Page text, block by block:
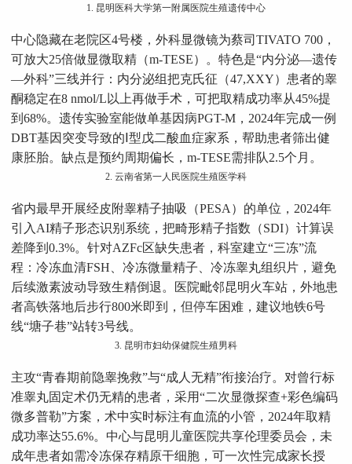
1. 昆明医科大学第一附属医院生殖遗传中心
中心隐藏在老院区4号楼，外科显微镜为蔡司TIVATO 700，
可放大25倍做显微取精（m-TESE）。特色是“内分泌—遗传
—外科”三线并行：内分泌组把克氏征（47,XXY）患者的睾
酮稳定在8 nmol/L以上再做手术，可把取精成功率从45%提
到68%。遗传实验室能做单基因病PGT-M，2024年完成一例
DBT基因突变导致的Ⅰ型戊二酸血症家系，帮助患者筛出健
康胚胎。缺点是预约周期偏长，m-TESE需排队2.5个月。
2. 云南省第一人民医院生殖医学科
省内最早开展经皮附睾精子抽吸（PESA）的单位，2024年
引入AI精子形态识别系统，把畸形精子指数（SDI）计算误
差降到0.3%。针对AZFc区缺失患者，科室建立“三冻”流
程：冷冻血清FSH、冷冻微量精子、冷冻睾丸组织片，避免
后续激素波动导致生精倒退。医院毗邻昆明火车站，外地患
者高铁落地后步行800米即到，但停车困难，建议地铁6号
线“塘子巷”站转3号线。
3. 昆明市妇幼保健院生殖男科
主攻“青春期前隐睾挽救”与“成人无精”衔接治疗。对曾行标
准睾丸固定术仍无精的患者，采用“二次显微探查+彩色编码
微多普勒”方案，术中实时标注有血流的小管，2024年取精
成功率达55.6%。中心与昆明儿童医院共享伦理委员会，未
成年患者如需冷冻保存精原干细胞，可一次性完成家长授